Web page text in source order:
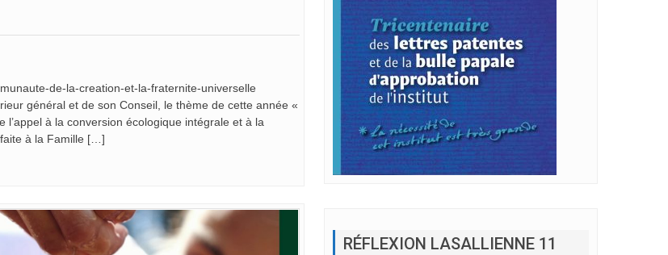
de-la-creation-et-la-fraternite-universelle
général et de son Conseil, le thème de cette année «
à la conversion écologique intégrale et à la
à la Famille […]
RÉFLEXION LASALLIENNE 11